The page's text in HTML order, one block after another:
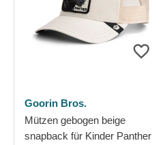
Goorin Bros.
Mützen gebogen beige
snapback für Kinder Panther